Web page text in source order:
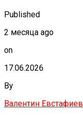
Published
2 месяца ago
on
17.06.2026
By
Валентин Евстафиев